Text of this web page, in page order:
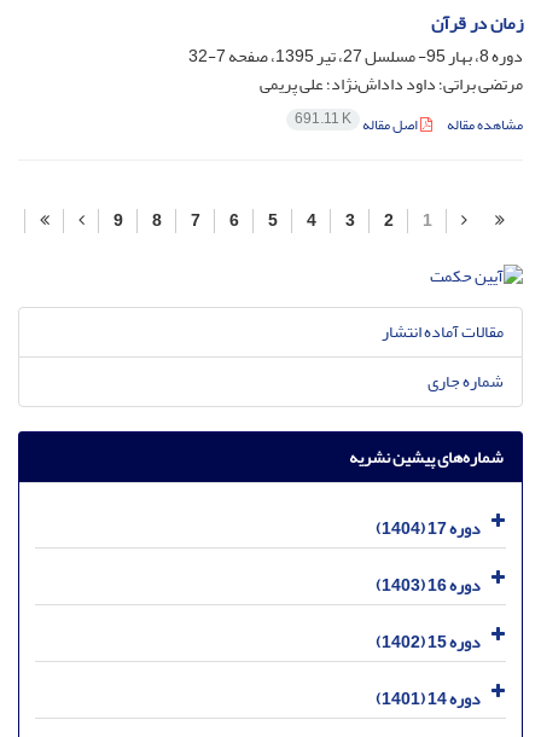
زمان در قرآن
دوره 8، بهار 95- مسلسل 27، تیر 1395، صفحه
7-32
مرتضی براتی؛ داود داداش‌نژاد؛ علی پریمی
مشاهده مقاله اصل مقاله 691.11 K
1
2
3
4
5
6
7
8
9
مقالات آماده انتشار
شماره جاری
شماره‌های پیشین نشریه
دوره 17 (1404)
دوره 16 (1403)
دوره 15 (1402)
دوره 14 (1401)